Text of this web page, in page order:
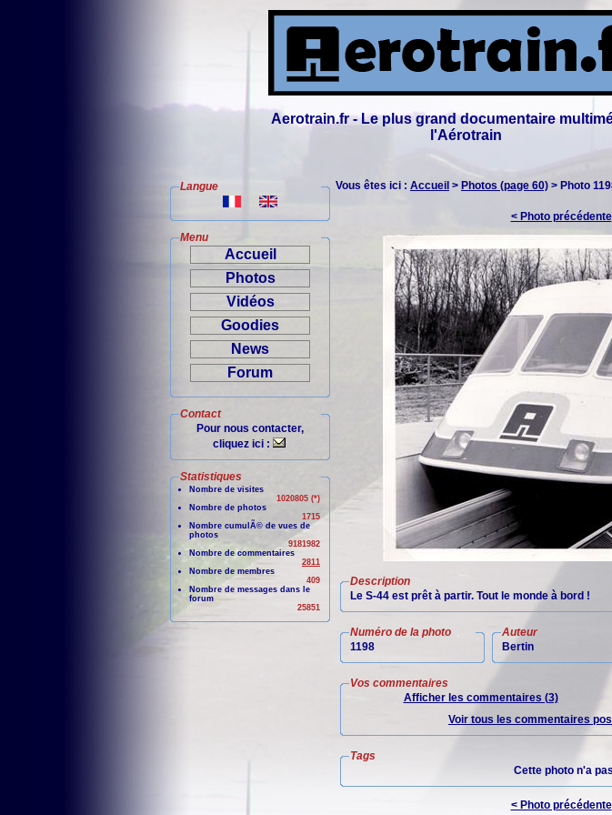
Aerotrain.fr - Le plus grand documentaire
l'Aérotrain
Langue
Menu
Accueil
Photos
Vidéos
Goodies
News
Forum
Contact
Pour nous contacter,
cliquez ici :
Statistiques
Nombre de visites
1020805 (*)
Nombre de photos
1715
Nombre cumulÃ© de vues de
photos
9181982
Nombre de commentaires
2811
Nombre de membres
409
Nombre de messages dans le
forum
25851
Vous êtes ici : Accueil > Photos (page 60) > Photo
< Photo précédente
Description
Le S-44 est prêt à partir. Tout le monde à bord !
Numéro de la photo
1198
Auteur
Bertin
Vos commentaires
Afficher les commentaires (3)
Voir tous les commentaires
Tags
Cette photo n'a
< Photo précédente